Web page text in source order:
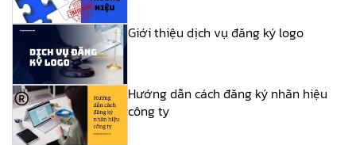
Giới thiệu dịch vụ đăng ký logo
Hướng dẫn cách đăng ký nhãn hiệu
công ty